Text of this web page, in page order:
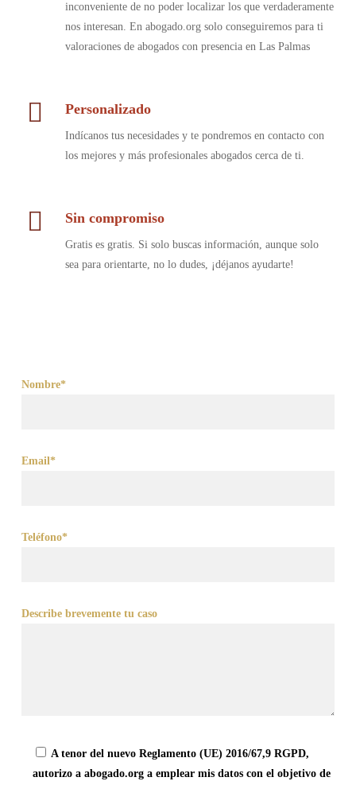
inconveniente de no poder localizar los que verdaderamente
nos interesan. En abogado.org solo conseguiremos para ti
valoraciones de abogados con presencia en Las Palmas
Personalizado
Indícanos tus necesidades y te pondremos en contacto con
los mejores y más profesionales abogados cerca de ti.
Sin compromiso
Gratis es gratis. Si solo buscas información, aunque solo
sea para orientarte, no lo dudes, ¡déjanos ayudarte!
Nombre*
Email*
Teléfono*
Describe brevemente tu caso
A tenor del nuevo Reglamento (UE) 2016/67,9 RGPD,
autorizo a abogado.org a emplear mis datos con el objetivo de